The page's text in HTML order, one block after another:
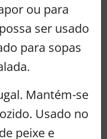
ou para
ser usado
para sopas
Mantém-se
Usado no
peixe e